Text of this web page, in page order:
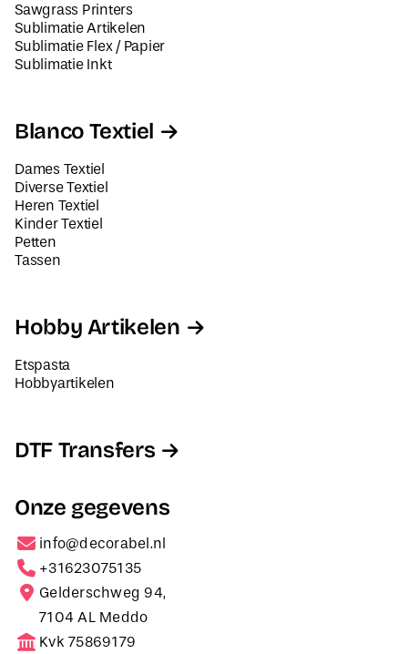
Sawgrass Printers
Sublimatie Artikelen
Sublimatie Flex / Papier
Sublimatie Inkt
Blanco Textiel
Dames Textiel
Diverse Textiel
Heren Textiel
Kinder Textiel
Petten
Tassen
Hobby Artikelen
Etspasta
Hobbyartikelen
DTF Transfers
Onze gegevens
info@decorabel.nl
+31623075135
Gelderschweg 94,
7104 AL Meddo
Kvk 75869179